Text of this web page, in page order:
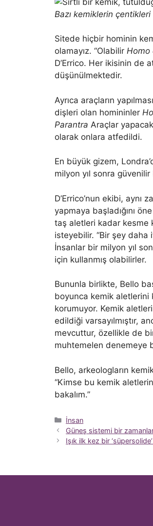
Bazı kemiklerin
Sitede hiçbir hominin
olamayız. “Olabilir Homo
D’Errico. Her ikisinin de
düşünülmektedir.
Ayrıca araçların
dişleri olan homininler
Parantra Araçlar
olarak onlara atfedildi.
En büyük gizem,
milyon yıl sonra güvenilir
D’Errico’nun ekibi,
yapmaya başladığını
taş aletleri kadar kesme
isteyebilir. “Bir şey daha
İnsanlar bir milyon yıl
için kullanmış olabilirler.
Bununla birlikte, Bello
boyunca kemik aletlerini
korumuyor. Kemik
edildiği varsayılmıştır,
mevcuttur, özellikle de
muhtemelen denemeye
Bello, arkeologların
“Kimse bu kemik
bakalım.”
Kategoriler
İnsan
Güneş sistemi bir
Işık ilk kez bir